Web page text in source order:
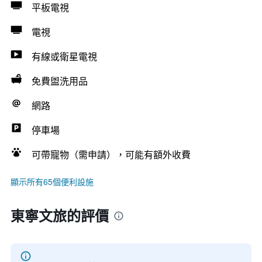
平板電視
電視
有線或衛星電視
免費盥洗用品
網路
停車場
可帶寵物（需申請），可能有額外收費
顯示所有65個便利設施
東寧文旅的評價